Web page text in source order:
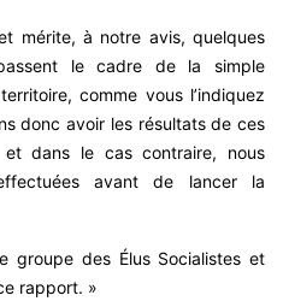
mérite, à notre avis, quelques
le cadre de la simple
comme vous l’indiquez
donc avoir les résultats de ces
dans le cas contraire, nous
avant de lancer la
groupe des Élus Socialistes et
rapport. »